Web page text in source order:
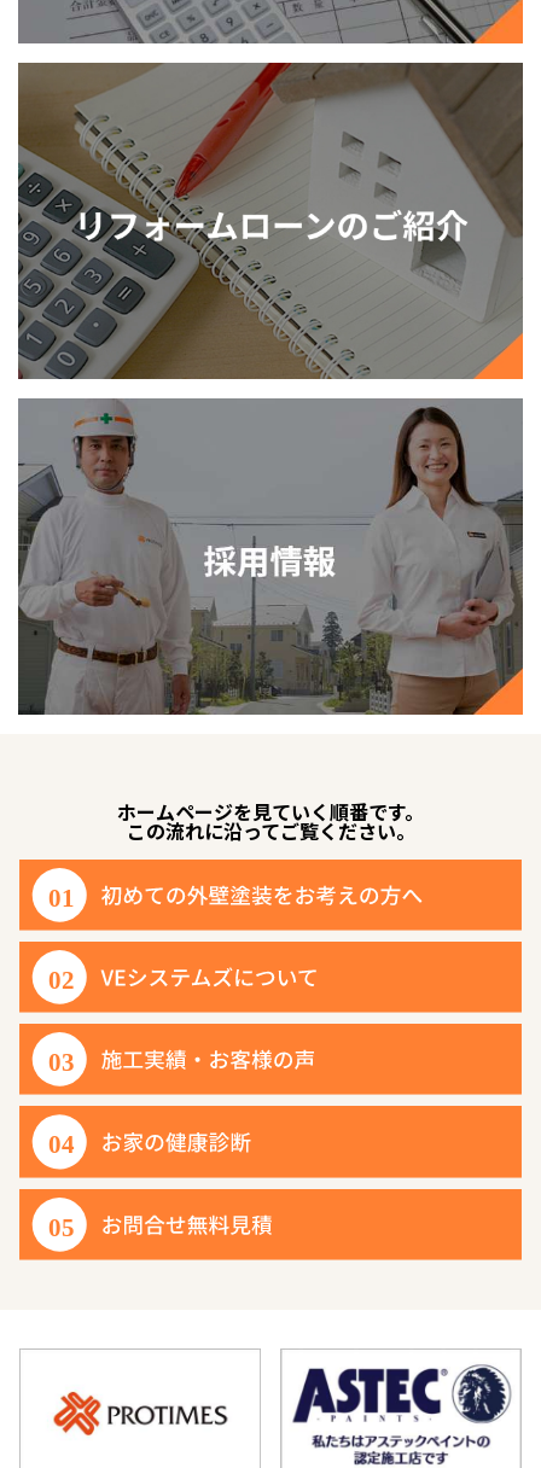
ホームページを見ていく順番です。
この流れに沿ってご覧ください。